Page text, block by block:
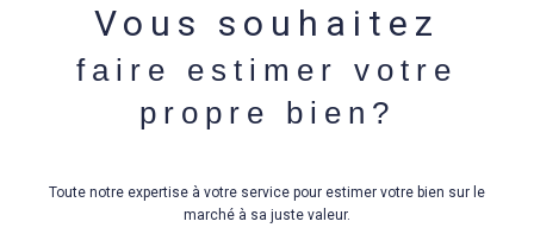
Vous souhaitez
faire estimer votre
propre bien?
Toute notre expertise à votre service pour estimer votre bien sur le
marché à sa juste valeur.